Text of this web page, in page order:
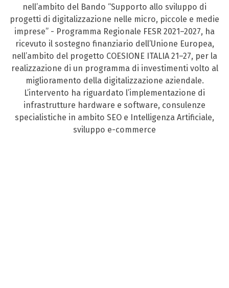
nell’ambito del Bando “Supporto allo sviluppo di
progetti di digitalizzazione nelle micro, piccole e medie
imprese” - Programma Regionale FESR 2021–2027, ha
ricevuto il sostegno finanziario dell’Unione Europea,
nell’ambito del progetto COESIONE ITALIA 21–27, per la
realizzazione di un programma di investimenti volto al
miglioramento della digitalizzazione aziendale.
L’intervento ha riguardato l’implementazione di
infrastrutture hardware e software, consulenze
specialistiche in ambito SEO e Intelligenza Artificiale,
sviluppo e-commerce